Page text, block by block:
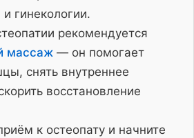
гинекологии.
рекомендуется
массаж — он помогает
снять внутреннее
восстановление
к остеопату и начните